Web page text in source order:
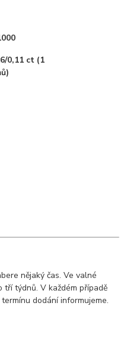
0,11 ct (1
nějaký čas. Ve valné
tří týdnů. V každém případě
dodání informujeme.